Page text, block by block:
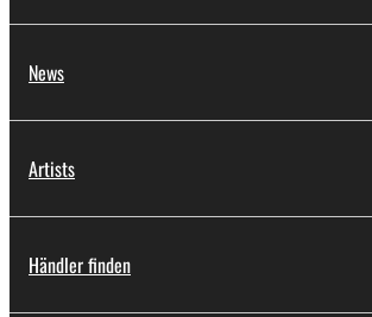
News
Artists
Händler finden